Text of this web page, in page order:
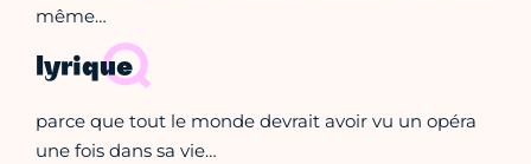
même…
lyrique
parce que tout le monde devrait avoir vu un opéra
une fois dans sa vie…